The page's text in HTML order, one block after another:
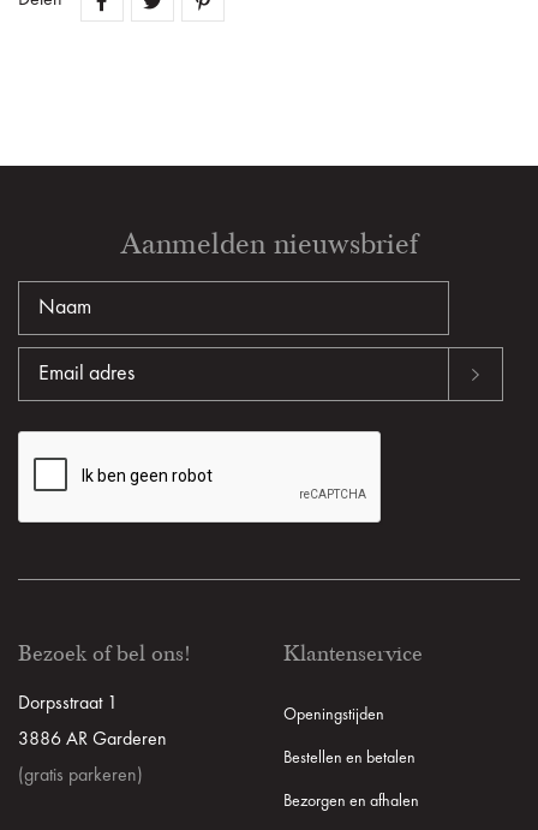
Aanmelden nieuwsbrief
Bezoek of bel ons!
Dorpsstraat 1
3886 AR Garderen
(gratis parkeren)
Klantenservice
Openingstijden
Bestellen en betalen
Bezorgen en afhalen